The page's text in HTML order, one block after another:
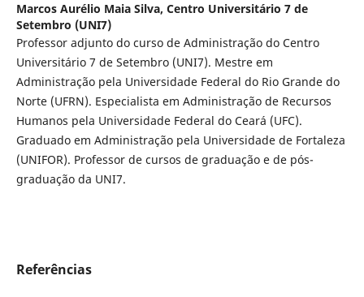
Marcos Aurélio Maia Silva, Centro Universitário 7 de
Setembro (UNI7)
Professor adjunto do curso de Administração do Centro
Universitário 7 de Setembro (UNI7). Mestre em
Administração pela Universidade Federal do Rio Grande do
Norte (UFRN). Especialista em Administração de Recursos
Humanos pela Universidade Federal do Ceará (UFC).
Graduado em Administração pela Universidade de Fortaleza
(UNIFOR). Professor de cursos de graduação e de pós-
graduação da UNI7.
Referências